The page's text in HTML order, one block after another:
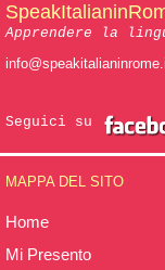
Apprendere la
Seguici su
MAPPA DEL SITO
Home
Mi Presento